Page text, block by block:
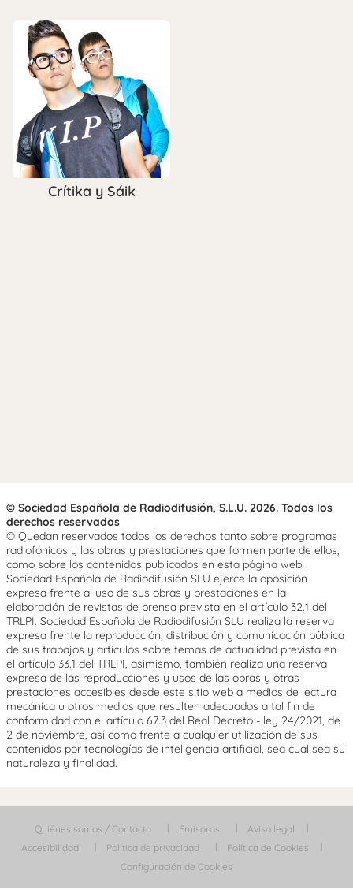
Crítika y Sáik
© Sociedad Española de Radiodifusión, S.L.U. 2026. Todos los
derechos reservados
© Quedan reservados todos los derechos tanto sobre programas
radiofónicos y las obras y prestaciones que formen parte de ellos,
como sobre los contenidos publicados en esta página web.
Sociedad Española de Radiodifusión SLU ejerce la oposición
expresa frente al uso de sus obras y prestaciones en la
elaboración de revistas de prensa prevista en el artículo 32.1 del
TRLPI. Sociedad Española de Radiodifusión SLU realiza la reserva
expresa frente la reproducción, distribución y comunicación pública
de sus trabajos y artículos sobre temas de actualidad prevista en
el artículo 33.1 del TRLPI, asimismo, también realiza una reserva
expresa de las reproducciones y usos de las obras y otras
prestaciones accesibles desde este sitio web a medios de lectura
mecánica u otros medios que resulten adecuados a tal fin de
conformidad con el artículo 67.3 del Real Decreto - ley 24/2021, de
2 de noviembre, así como frente a cualquier utilización de sus
contenidos por tecnologías de inteligencia artificial, sea cual sea su
naturaleza y finalidad.
Quiénes somos / Contacta Emisoras
Aviso legal
Accesibilidad
Política de privacidad
Política de Cookies
Configuración de Cookies